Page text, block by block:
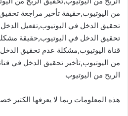
هذه المعلومات ربما لا يعرفها الكثير